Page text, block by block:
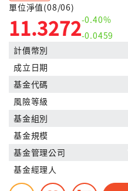
單位淨值(08/06)
11.3272-0.40%
-0.0459
計價幣別
成立日期
基金代碼
風險等級
基金組別
基金規模
基金管理公司
基金經理人